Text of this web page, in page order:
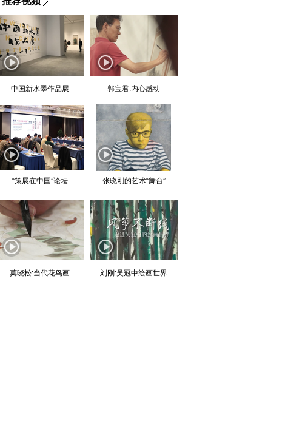
中国新水墨作品展 郭宝君:内心感动
“策展在中国”论坛 张晓刚的艺术“舞台”
莫晓松:当代花鸟画 刘刚:吴冠中绘画世界